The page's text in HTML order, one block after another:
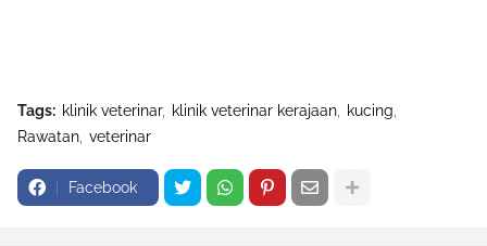
Tags: klinik veterinar klinik veterinar kerajaan
kucing
Rawatan veterinar
Facebook